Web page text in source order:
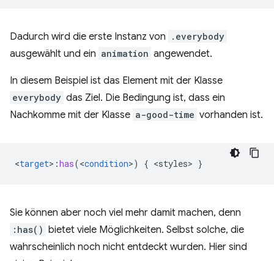
Dadurch wird die erste Instanz von .everybody
ausgewählt und ein animation angewendet.
In diesem Beispiel ist das Element mit der Klasse
everybody das Ziel. Die Bedingung ist, dass ein
Nachkomme mit der Klasse a-good-time vorhanden ist.
<target> :has(<condition>) { <styles> }
Sie können aber noch viel mehr damit machen, denn
:has() bietet viele Möglichkeiten. Selbst solche, die
wahrscheinlich noch nicht entdeckt wurden. Hier sind